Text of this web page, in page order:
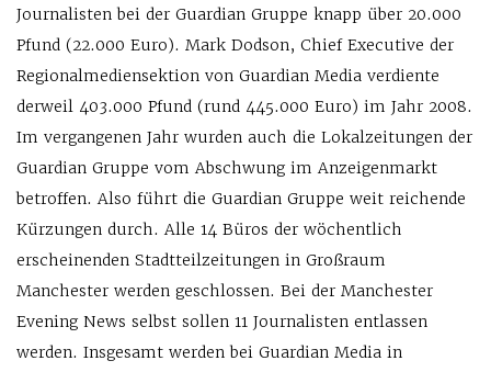
Journalisten bei der Guardian Gruppe knapp über 20.000
Pfund (22.000 Euro). Mark Dodson, Chief Executive der
Regionalmediensektion von Guardian Media verdiente
derweil 403.000 Pfund (rund 445.000 Euro) im Jahr 2008.
Im vergangenen Jahr wurden auch die Lokalzeitungen der
Guardian Gruppe vom Abschwung im Anzeigenmarkt
betroffen. Also führt die Guardian Gruppe weit reichende
Kürzungen durch. Alle 14 Büros der wöchentlich
erscheinenden Stadtteilzeitungen in Großraum
Manchester werden geschlossen. Bei der Manchester
Evening News selbst sollen 11 Journalisten entlassen
werden. Insgesamt werden bei Guardian Media in